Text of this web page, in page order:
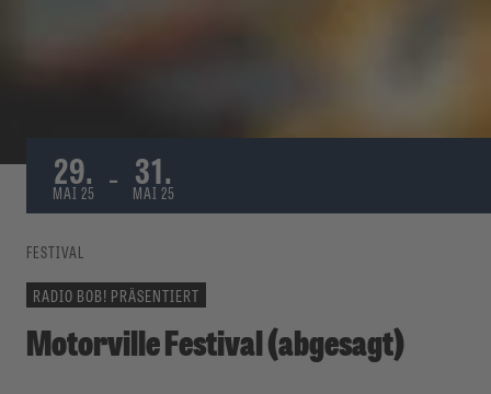
29.
MAI 25 - 31.
MAI 25
FESTIVAL
RADIO BOB! PRÄSENTIERT
Motorville Festival (abgesagt)